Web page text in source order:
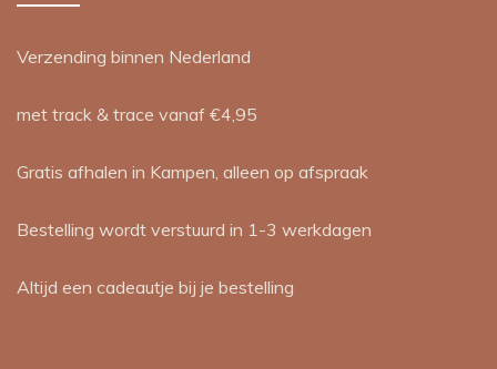
Verzending binnen Nederland
met track & trace vanaf €4,95
Gratis afhalen in Kampen, alleen op afspraak
Bestelling wordt verstuurd in 1-3 werkdagen
Altijd een cadeautje bij je bestelling